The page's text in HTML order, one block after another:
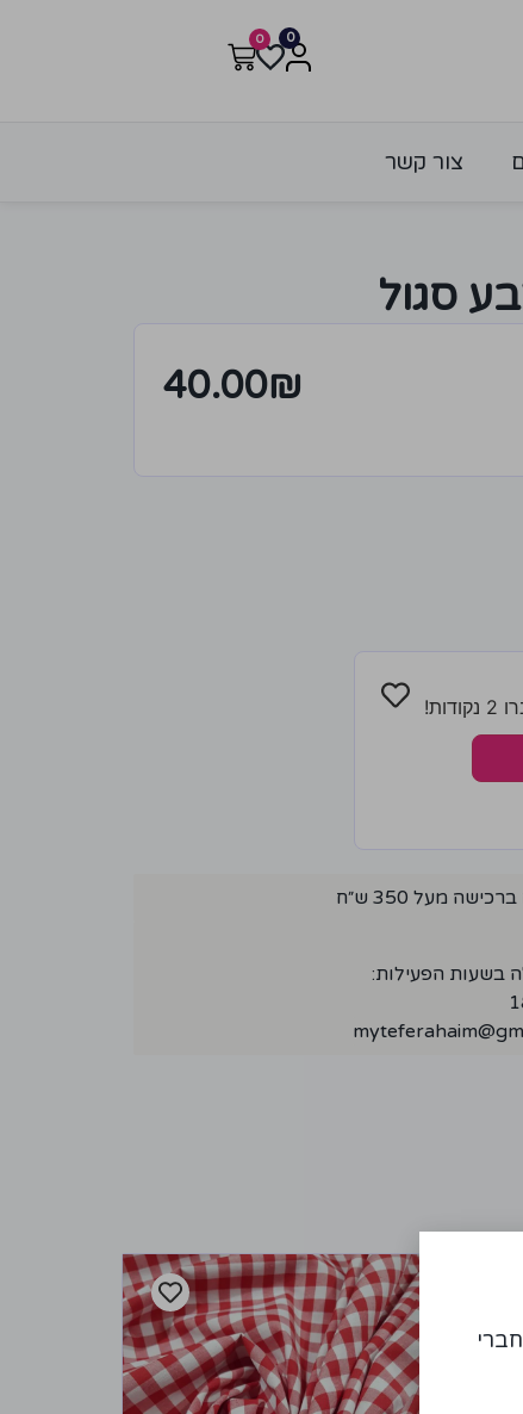
0
0
צור קשר
סגול
40.00₪
מעל 350 ש״ח
בשעות הפעילות: